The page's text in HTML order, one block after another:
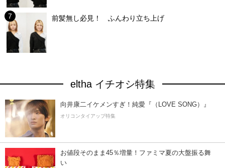
前髪無し必見！ ふんわり立ち上げ
eltha イチオシ特集
向井康二イケメンすぎ！純愛『（LOVE SONG）』
オリコンタイアップ特集
お値段そのまま45％増量！ファミマ夏の大盤振る舞
い